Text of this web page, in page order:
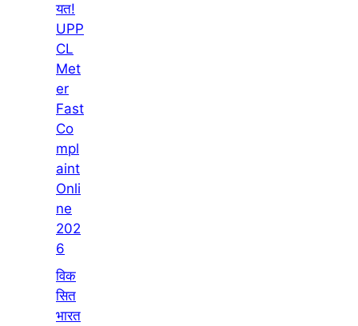
यत!
UPP
CL
Met
er
Fast
Co
mpl
aint
Onli
ne
202
6
विक
सित
भारत